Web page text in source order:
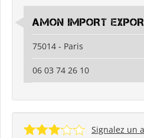
AMON IMPORT
75014 - Paris
06 03 74 26 10
Signalez un